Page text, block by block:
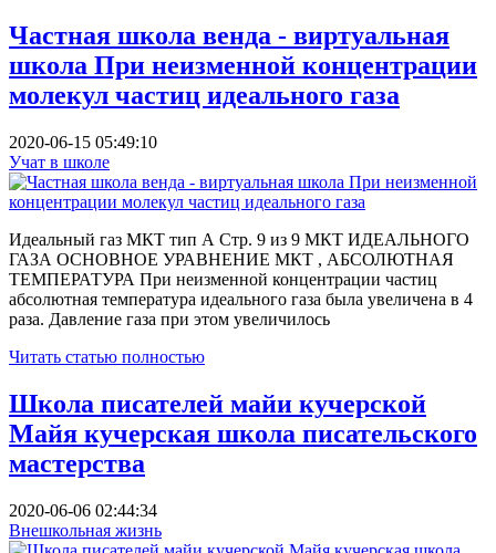
Частная школа венда - виртуальная
школа При неизменной концентрации
молекул частиц идеального газа
2020-06-15 05:49:10
Учат в школе
Идеальный газ МКТ тип А Стр. 9 из 9 МКТ ИДЕАЛЬНОГО
ГАЗА ОСНОВНОЕ УРАВНЕНИЕ МКТ , АБСОЛЮТНАЯ
ТЕМПЕРАТУРА При неизменной концентрации частиц
абсолютная температура идеального газа была увеличена в 4
раза. Дав­ление газа при этом увеличилось
Читать статью полностью
Школа писателей майи кучерской
Майя кучерская школа писательского
мастерства
2020-06-06 02:44:34
Внешкольная жизнь